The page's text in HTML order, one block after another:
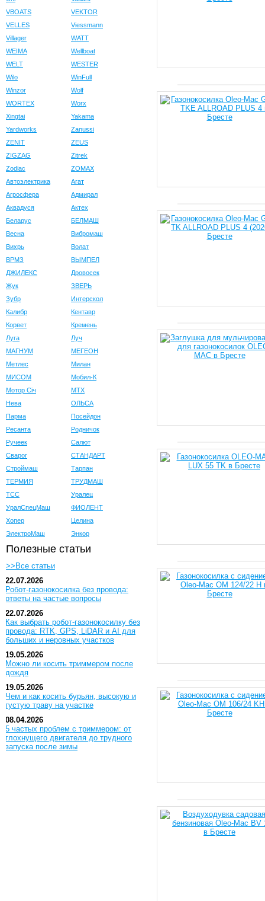
VBOATS
VEKTOR
VELLES
Viessmann
Villager
WATT
WEIMA
Wellboat
WELT
WESTER
Wilo
WinFull
Winzor
Wolf
WORTEX
Worx
Xingtai
Yakama
Yardworks
Zanussi
ZENIT
ZEUS
ZIGZAG
Zitrek
Zodiac
ZOMAX
Автоэлектрика
Агат
Агросфера
Адмирал
Аквадуся
Актех
Беларус
БЕЛМАШ
Весна
Вибромаш
Вихрь
Волат
ВРМЗ
ВЫМПЕЛ
ДЖИЛЕКС
Дровосек
Жук
ЗВЕРЬ
Зубр
Интерскол
Калибр
Кентавр
Корвет
Кремень
Луга
Луч
МАГНУМ
МЕГЕОН
Метлес
Милан
МИСОМ
Мобил-К
Мотор Сiч
МТХ
Нева
ОЛЬСА
Парма
Посейдон
Ресанта
Родничок
Ручеек
Салют
Сварог
СТАНДАРТ
Строймаш
Тарпан
ТЕРМИЯ
ТРУДМАШ
ТСС
Уралец
УралСпецМаш
ФИОЛЕНТ
Хопер
Целина
ЭлектроМаш
Энкор
Полезные статьи
>>Все статьи
22.07.2026
Робот-газонокосилка без провода:
ответы на частые вопросы
22.07.2026
Как выбрать робот-газонокосилку без
провода: RTK, GPS, LiDAR и AI для
больших и неровных участков
19.05.2026
Можно ли косить триммером после
дождя
19.05.2026
Чем и как косить бурьян, высокую и
густую траву на участке
08.04.2026
5 частых проблем с триммером: от
глохнущего двигателя до трудного
запуска после зимы